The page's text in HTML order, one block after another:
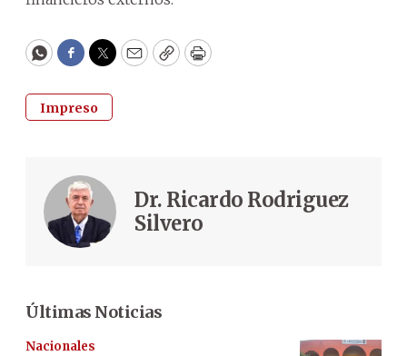
WhatsApp
Facebook
Twitter
EmailCopyPrint
Impreso
Dr. Ricardo Rodriguez
Silvero
Últimas Noticias
Nacionales